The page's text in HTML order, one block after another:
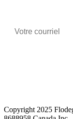
Copyright 2025